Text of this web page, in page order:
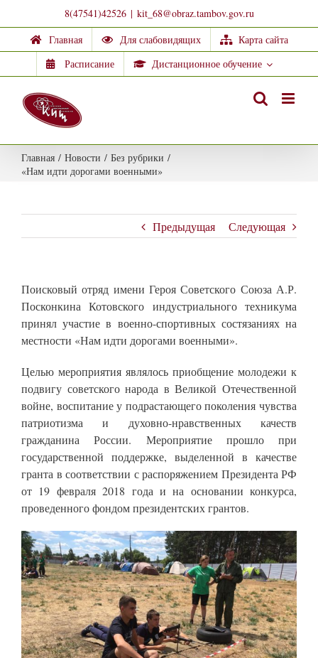
to
content
8(47541)42526 | kit_68@obraz.tambov.gov.ru
Главная
Для слабовидящих
Карта сайта
Расписание
Дистанционное обучение
Главная / Новости / Без рубрики /
«Нам идти дорогами военными»
Предыдущая Следующая
Поисковый отряд имени Героя Советского Союза А.Р.
Посконкина Котовского индустриального техникума
принял участие в военно-спортивных состязаниях на
местности «Нам идти дорогами военными».
Целью мероприятия являлось приобщение молодежи к
подвигу советского народа в Великой Отечественной
войне, воспитание у подрастающего поколения чувства
патриотизма и духовно-нравственных качеств
гражданина России. Мероприятие прошло при
государственной поддержке, выделенной в качестве
гранта в соответствии с распоряжением Президента РФ
от 19 февраля 2018 года и на основании конкурса,
проведенного фондом президентских грантов.